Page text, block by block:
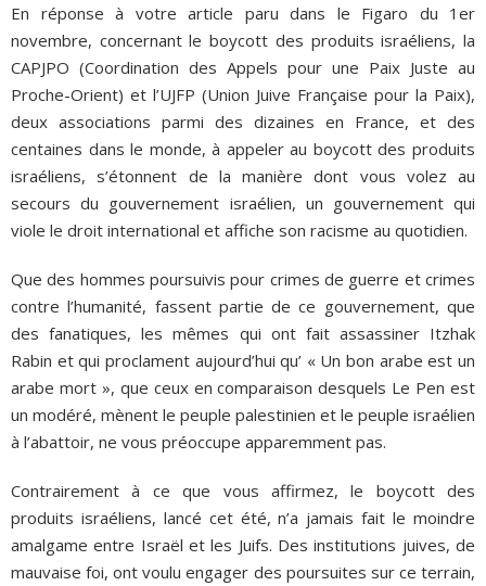
En réponse à votre article paru dans le Figaro du 1er
novembre, concernant le boycott des produits israéliens, la
CAPJPO (Coordination des Appels pour une Paix Juste au
Proche-Orient) et l’UJFP (Union Juive Française pour la Paix),
deux associations parmi des dizaines en France, et des
centaines dans le monde, à appeler au boycott des produits
israéliens, s’étonnent de la manière dont vous volez au
secours du gouvernement israélien, un gouvernement qui
viole le droit international et affiche son racisme au quotidien.
Que des hommes poursuivis pour crimes de guerre et crimes
contre l’humanité, fassent partie de ce gouvernement, que
des fanatiques, les mêmes qui ont fait assassiner Itzhak
Rabin et qui proclament aujourd’hui qu’ « Un bon arabe est un
arabe mort », que ceux en comparaison desquels Le Pen est
un modéré, mènent le peuple palestinien et le peuple israélien
à l’abattoir, ne vous préoccupe apparemment pas.
Contrairement à ce que vous affirmez, le boycott des
produits israéliens, lancé cet été, n’a jamais fait le moindre
amalgame entre Israël et les Juifs. Des institutions juives, de
mauvaise foi, ont voulu engager des poursuites sur ce terrain,